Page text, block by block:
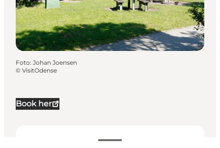
Book her
Foto: Johan Joensen
© VisitOdense